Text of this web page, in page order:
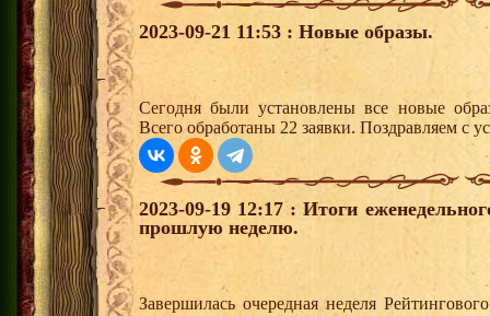
2023-09-21 11:53 : Новые образы.
Сегодня были установлены все новые
Всего обработаны 22 заявки. Поздравляем с
2023-09-19 12:17 : Итоги
прошлую неделю.
Завершилась очередная неделя